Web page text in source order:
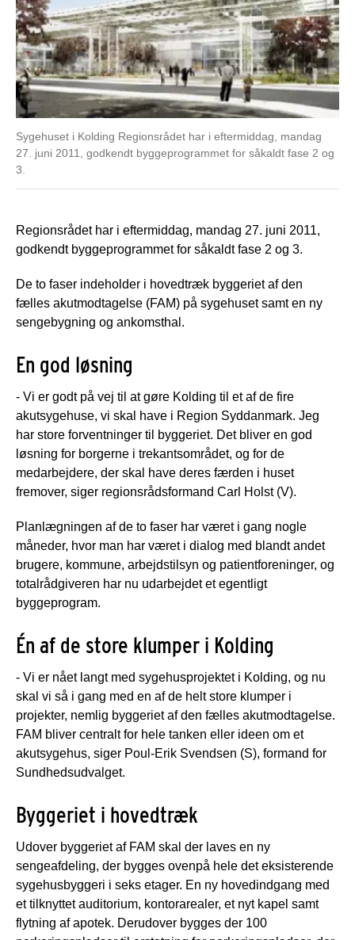
Sygehuset i Kolding Regionsrådet har i eftermiddag, mandag
27. juni 2011, godkendt byggeprogrammet for såkaldt fase 2 og
3.
Regionsrådet har i eftermiddag, mandag 27. juni 2011,
godkendt byggeprogrammet for såkaldt fase 2 og 3.
De to faser indeholder i hovedtræk byggeriet af den
fælles akutmodtagelse (FAM) på sygehuset samt en ny
sengebygning og ankomsthal.
En god løsning
- Vi er godt på vej til at gøre Kolding til et af de fire
akutsygehuse, vi skal have i Region Syddanmark. Jeg
har store forventninger til byggeriet. Det bliver en god
løsning for borgerne i trekantsområdet, og for de
medarbejdere, der skal have deres færden i huset
fremover, siger regionsrådsformand Carl Holst (V).
Planlægningen af de to faser har været i gang nogle
måneder, hvor man har været i dialog med blandt andet
brugere, kommune, arbejdstilsyn og patientforeninger, og
totalrådgiveren har nu udarbejdet et egentligt
byggeprogram.
Én af de store klumper i Kolding
- Vi er nået langt med sygehusprojektet i Kolding, og nu
skal vi så i gang med en af de helt store klumper i
projekter, nemlig byggeriet af den fælles akutmodtagelse.
FAM bliver centralt for hele tanken eller ideen om et
akutsygehus, siger Poul-Erik Svendsen (S), formand for
Sundhedsudvalget.
Byggeriet i hovedtræk
Udover byggeriet af FAM skal der laves en ny
sengeafdeling, der bygges ovenpå hele det eksisterende
sygehusbyggeri i seks etager. En ny hovedindgang med
et tilknyttet auditorium, kontorarealer, et nyt kapel samt
flytning af apotek. Derudover bygges der 100